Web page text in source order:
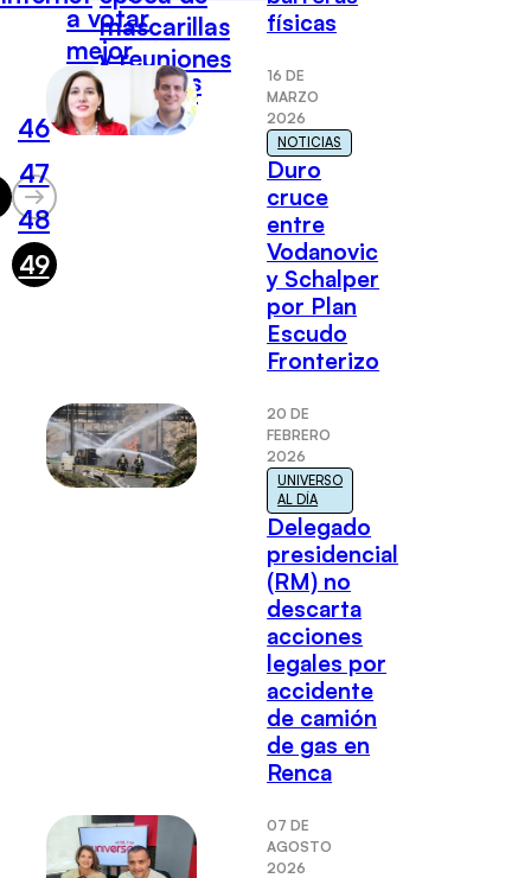
a votar
mejor
informados
mascarillas
y reuniones
virtuales
46
47
48
49
físicas
16 DE
MARZO
2026
NOTICIAS
Duro
cruce
entre
Vodanovic
y Schalper
por Plan
Escudo
Fronterizo
20 DE
FEBRERO
2026
UNIVERSO
AL DÍA
Delegado
presidencial
(RM) no
descarta
acciones
legales por
accidente
de camión
de gas en
Renca
07 DE
AGOSTO
2026